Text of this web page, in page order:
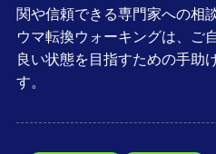
関や信頼できる専門家への相
ウマ転換ウォーキングは、ご
良い状態を目指すための手助
す。